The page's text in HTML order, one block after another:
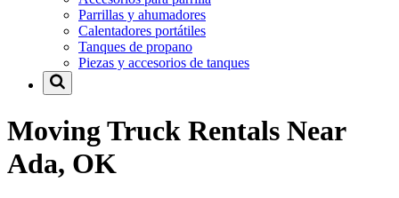
Parrillas y ahumadores
Calentadores portátiles
Tanques de propano
Piezas y accesorios de tanques
Moving Truck Rentals Near
Ada, OK